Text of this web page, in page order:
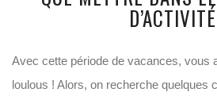
Avec cette période de vacances, vous
loulous ! Alors, on recherche quelques